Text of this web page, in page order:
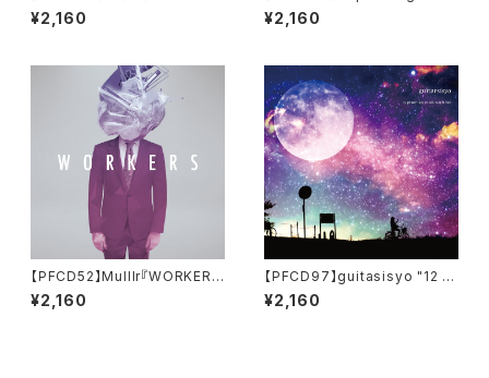
ILE』CD
¥2,160
s "Pure Paradise" CD
¥2,160
【PFCD52】Mulllr『WORKER
S』
¥2,160
【PFCD97】guitasisyo "12 pr
omises made with her" CD
¥2,160